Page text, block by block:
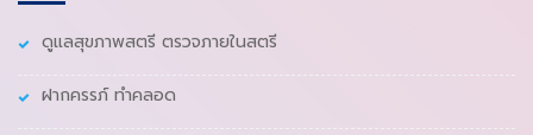
ดูแลสุขภาพสตรี ตรวจภายในสตรี
ฝากครรภ์ ทำคลอด